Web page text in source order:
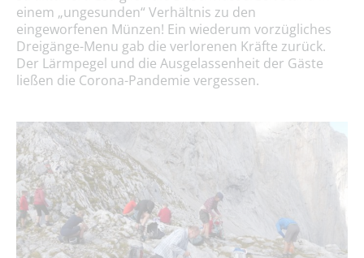
einem „ungesunden“ Verhältnis zu den
eingeworfenen Münzen! Ein wiederum vorzügliches
Dreigänge-Menu gab die verlorenen Kräfte zurück.
Der Lärmpegel und die Ausgelassenheit der Gäste
ließen die Corona-Pandemie vergessen.